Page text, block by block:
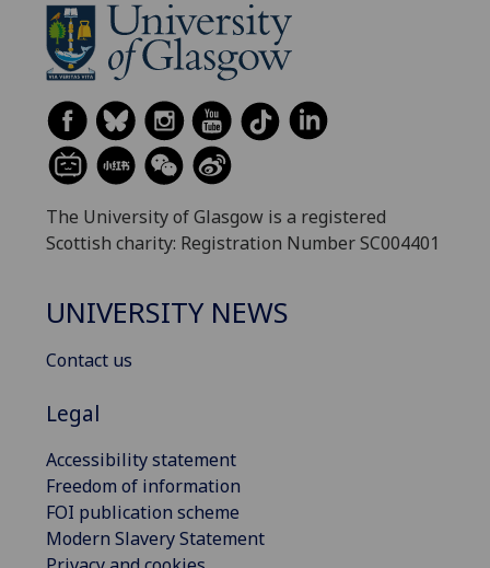
The University of Glasgow is a registered
Scottish charity: Registration Number SC004401
UNIVERSITY NEWS
Contact us
Legal
Accessibility statement
Freedom of information
FOI publication scheme
Modern Slavery Statement